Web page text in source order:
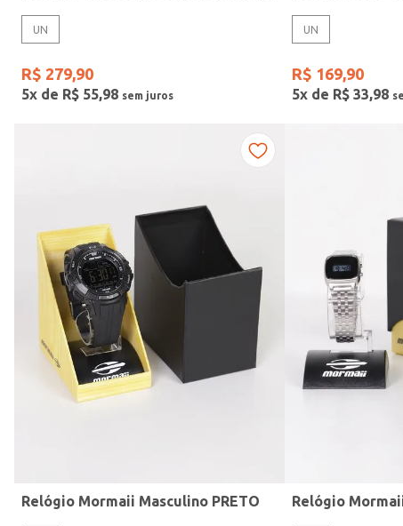
Modelo de Pulseira
UN
R$ 279,90
5x de R$ 55,98
UN
R$ 169,90
5x de R$ 33,98
Relógio Mormaii Masculino PRETO Relógio